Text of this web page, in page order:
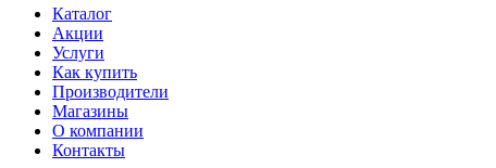
Каталог
Акции
Услуги
Как купить
Производители
Магазины
О компании
Контакты